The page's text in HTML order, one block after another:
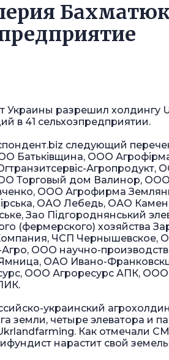
Украины разрешил холдингу
в 41 сельхозпредприятии.
cледующий
Батьківщина, ООО
Торговый дом Валинор,
ООО Агрофирма
ОАО Лебедь, ОАО
Зао Підгороднянський
(фермерского) хозяйства
ЧСП Чернышевское,
ООО научно-
ОАО Ивано-
ООО Агроресурс АПК,
украинский
га земли, четыре элеватора и
Как отмечали
нарастит свой